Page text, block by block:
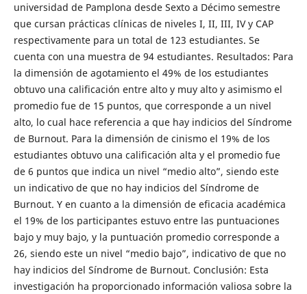
universidad de Pamplona desde Sexto a Décimo semestre
que cursan prácticas clínicas de niveles I, II, III, IV y CAP
respectivamente para un total de 123 estudiantes. Se
cuenta con una muestra de 94 estudiantes. Resultados: Para
la dimensión de agotamiento el 49% de los estudiantes
obtuvo una calificación entre alto y muy alto y asimismo el
promedio fue de 15 puntos, que corresponde a un nivel
alto, lo cual hace referencia a que hay indicios del Síndrome
de Burnout. Para la dimensión de cinismo el 19% de los
estudiantes obtuvo una calificación alta y el promedio fue
de 6 puntos que indica un nivel “medio alto”, siendo este
un indicativo de que no hay indicios del Síndrome de
Burnout. Y en cuanto a la dimensión de eficacia académica
el 19% de los participantes estuvo entre las puntuaciones
bajo y muy bajo, y la puntuación promedio corresponde a
26, siendo este un nivel “medio bajo”, indicativo de que no
hay indicios del Síndrome de Burnout. Conclusión: Esta
investigación ha proporcionado información valiosa sobre la